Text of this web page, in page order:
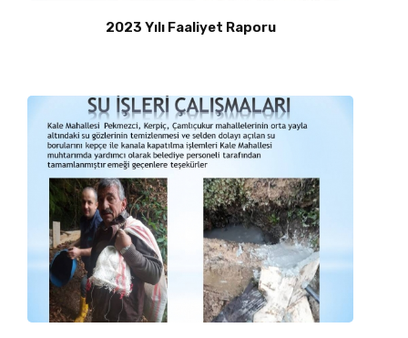
2023 Yılı Faaliyet Raporu